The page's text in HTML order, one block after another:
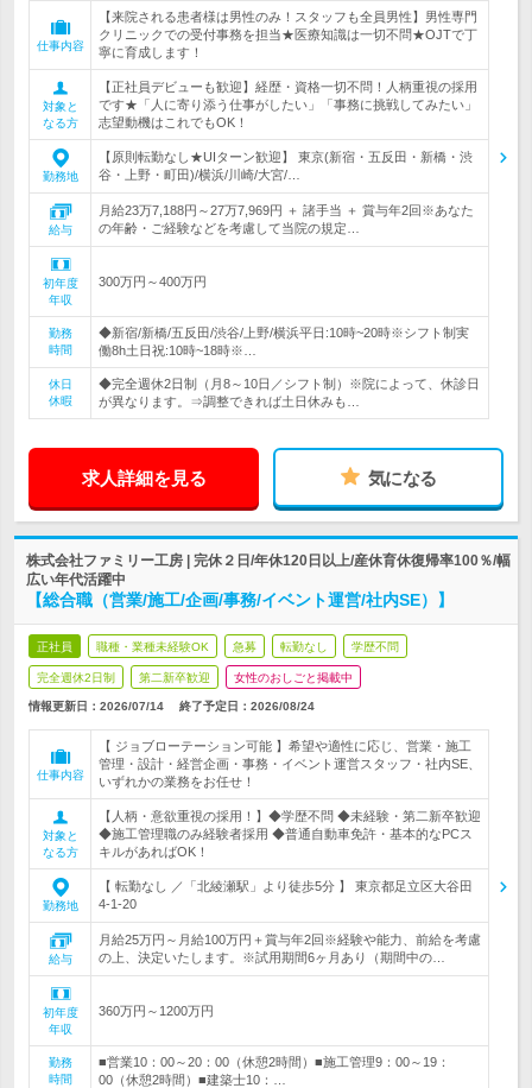
仕事内容
【来院される患者様は男性のみ！スタッフも全員男性】男性専門
クリニックでの受付事務を担当★医療知識は一切不問★OJTで丁
寧に育成します！
対象と
なる方
【正社員デビューも歓迎】経歴・資格一切不問！人柄重視の採用
です★「人に寄り添う仕事がしたい」「事務に挑戦してみたい」
志望動機はこれでもOK！
勤務地
【原則転勤なし★UIターン歓迎】 東京(新宿・五反田・新橋・渋
谷・上野・町田)/横浜/川崎/大宮/…
給与
月給23万7,188円～27万7,969円 ＋ 諸手当 ＋ 賞与年2回※あなた
の年齢・ご経験などを考慮して当院の規定…
初年度
年収
300万円～400万円
勤務
時間
◆新宿/新橋/五反田/渋谷/上野/横浜平日:10時~20時※シフト制実
働8h土日祝:10時~18時※…
休日
休暇
◆完全週休2日制（月8～10日／シフト制）※院によって、休診日
が異なります。⇒調整できれば土日休みも…
求人詳細を見る 気になる
株式会社ファミリー工房 | 完休２日/年休120日以上/産休育休復帰率100％/幅
広い年代活躍中
【総合職（営業/施工/企画/事務/イベント運営/社内SE）】
正社員 職種・業種未経験OK 急募 転勤なし 学歴不問
完全週休2日制 第二新卒歓迎 女性のおしごと掲載中
情報更新日：2026/07/14 終了予定日： 2026/08/24
仕事内容
【 ジョブローテーション可能 】希望や適性に応じ、営業・施工
管理・設計・経営企画・事務・イベント運営スタッフ・社内SE、
いずれかの業務をお任せ！
対象と
なる方
【人柄・意欲重視の採用！】◆学歴不問 ◆未経験・第二新卒歓迎
◆施工管理職のみ経験者採用 ◆普通自動車免許・基本的なPCス
キルがあればOK！
勤務地
【 転勤なし ／「北綾瀬駅」より徒歩5分 】 東京都足立区大谷田
4-1-20
給与
月給25万円～月給100万円＋賞与年2回※経験や能力、前給を考慮
の上、決定いたします。※試用期間6ヶ月あり（期間中の…
初年度
年収
360万円～1200万円
勤務
時間
■営業10：00～20：00（休憩2時間）■施工管理9：00～19：
00（休憩2時間）■建築士10：…